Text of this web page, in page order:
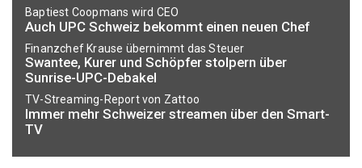
Baptiest Coopmans wird CEO
Auch UPC Schweiz bekommt einen neuen Chef
Finanzchef Krause übernimmt das Steuer
Swantee, Kurer und Schöpfer stolpern über
Sunrise-UPC-Debakel
TV-Streaming-Report von Zattoo
Immer mehr Schweizer streamen über den Smart-
TV